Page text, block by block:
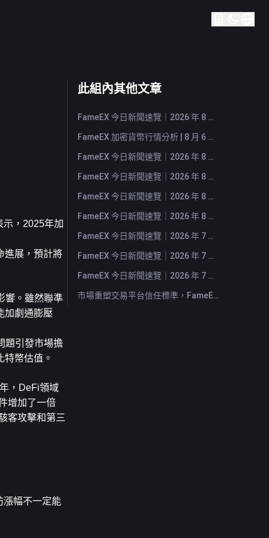
，2025年加
進展，預計將
響。雖然聯準
加劇通膨壓
題引發市場擔
幣估值。
，DeFi領域
增加了一倍
客攻擊和第三
漲幅不一定能
此組內其他文章
FameEX 今日新聞速覽｜2026 年 8 月 7 日
FameEX 加密貨幣行情分析 | 8 月 6 日, 2026
FameEX 今日新聞速覽｜2026 年 8 月 6 日
FameEX 今日新聞速覽｜2026 年 8 月 5 日
FameEX 今日新聞速覽｜2026 年 8 月 4 日
FameEX 今日新聞速覽｜2026 年 8 月 3 日
FameEX 今日新聞速覽｜2026 年 7 月 31 日
FameEX 今日新聞速覽｜2026 年 7 月 30 日
FameEX 今日新聞速覽｜2026 年 7 月 29 日
市場重塑交易平台信任標準，FameEX 以八年穩健營運持續服務全球用戶